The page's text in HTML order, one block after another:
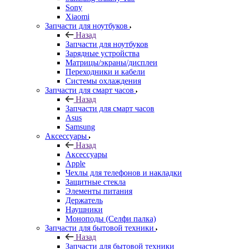
Xiaomi
Запчасти для ноутбуков
Назад
Запчасти для ноутбуков
Зарядные устройства
Матрицы/экраны/дисплеи
Переходники и кабели
Системы охлаждения
Запчасти для смарт часов
Назад
Запчасти для смарт часов
Asus
Samsung
Аксессуары
Назад
Аксессуары
Apple
Чехлы для телефонов и накладки
Защитные стекла
Элементы питания
Держатель
Наушники
Моноподы (Селфи палка)
Запчасти для бытовой техники
Назад
Запчасти для бытовой техники